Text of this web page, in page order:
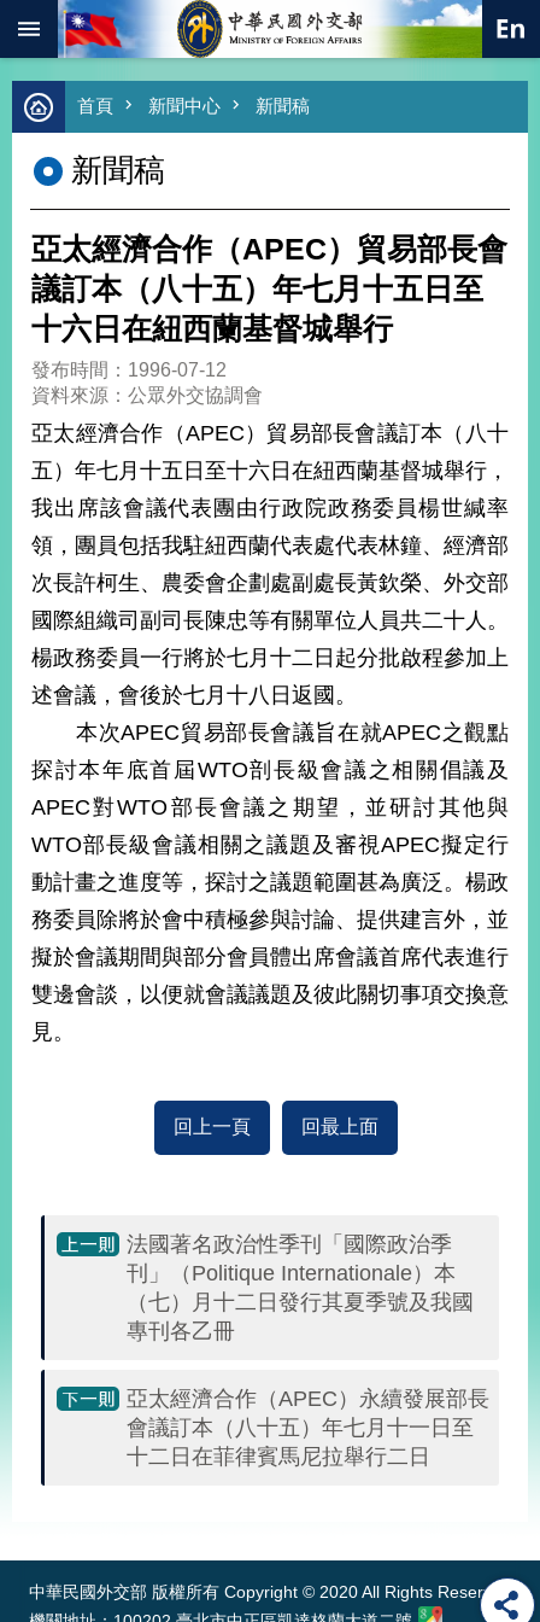
跳到主要內容區塊
進
階
尋
熱
總
合
外
交
價
值
外
交
經
濟
不
落
國
台
和
平
護
照
回
頁
網
站
導
關
於
心
國
際
傳
首頁 新聞中心 新聞稿
新聞稿
亞太經濟合作（APEC）貿易部長會
議訂本（八十五）年七月十五日至
十六日在紐西蘭基督城舉行
發布時間：1996-07-12
資料來源：公眾外交協調會
亞太經濟合作（APEC）貿易部長會議訂本（八十
五）年七月十五日至十六日在紐西蘭基督城舉行，
我出席該會議代表團由行政院政務委員楊世緘率
領，團員包括我駐紐西蘭代表處代表林鐘、經濟部
次長許柯生、農委會企劃處副處長黃欽榮、外交部
國際組織司副司長陳忠等有關單位人員共二十人。
楊政務委員一行將於七月十二日起分批啟程參加上
述會議，會後於七月十八日返國。
本次APEC貿易部長會議旨在就APEC之觀點
探討本年底首屆WTO剖長級會議之相關倡議及
APEC對WTO部長會議之期望，並研討其他與
WTO部長級會議相關之議題及審視APEC擬定行
動計畫之進度等，探討之議題範圍甚為廣泛。楊政
務委員除將於會中積極參與討論、提供建言外，並
擬於會議期間與部分會員體出席會議首席代表進行
雙邊會談，以便就會議議題及彼此關切事項交換意
見。
回上一頁 回最上面
法國著名政治性季刊「國際政治季
刊」（Politique Internationale）本
（七）月十二日發行其夏季號及我國
專刊各乙冊
亞太經濟合作（APEC）永續發展部長
會議訂本（八十五）年七月十一日至
十二日在菲律賓馬尼拉舉行二日
中華民國外交部 版權所有 Copyright © 2020 All Rights Reserved